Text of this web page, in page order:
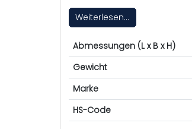
Weiterlesen...
Abmessungen (L x B x H)
Gewicht
Marke
HS-Code